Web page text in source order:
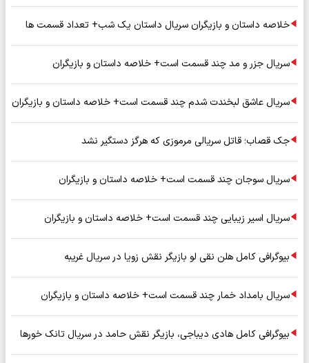
خلاصه داستان و بازیگران سریال داستان یک شب+ تعداد قسمت ها
سریال جزر و مد چند قسمت است+ خلاصه داستان و بازیگران
سریال عاشق لبخندت شدم چند قسمت است+ خلاصه داستان و بازیگران
جک قصاب؛ قاتل سریالی مرموزی که هرگز دستگیر نشد
سریال سوجان چند قسمت است+ خلاصه داستان و بازیگران
سریال اسیر زیبایی چند قسمت است+ خلاصه داستان و بازیگران
بیوگرافی کامل هلن نقی لو بازیگر نقش زویا در سریال غریبه
سریال بامداد خمار چند قسمت است+ خلاصه داستان و بازیگران
بیوگرافی کامل هادی دیباجی، بازیگر نقش حامد در سریال تانک خورها